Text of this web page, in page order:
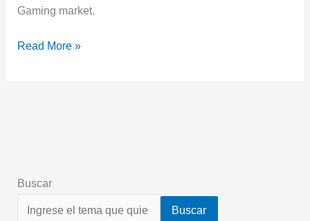
Gaming market.
Read More »
Buscar
Buscar